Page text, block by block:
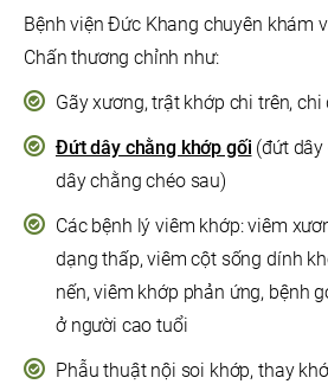
Bệnh viện Đức Khang chuyên khám
Chấn thương chỉnh như:
Gãy xương, trật khớp chi trên,
Đứt dây chằng khớp gối (đứt dây
dây chằng chéo sau)
Các bệnh lý viêm khớp: viêm
dạng thấp, viêm cột sống dính
nến, viêm khớp phản ứng, bệnh
ở người cao tuổi
Phẫu thuật nội soi khớp, thay